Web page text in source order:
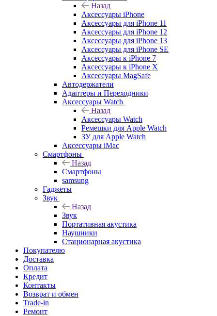
Назад
Аксессуары iPhone
Аксессуары для iPhone 11
Аксессуары для iPhone 12
Аксессуары для iPhone 13
Аксессуары для iPhone SE
Аксессуары к iPhone 7
Аксессуары к iPhone X
Аксессуары MagSafe
Автодержатели
Адаптеры и Переходники
Аксессуары Watch
Назад
Аксессуары Watch
Ремешки для Apple Watch
ЗУ для Apple Watch
Аксессуары iMac
Смартфоны
Назад
Смартфоны
samsung
Гаджеты
Звук
Назад
Звук
Портативная акустика
Наушники
Стационарная акустика
Покупателю
Доставка
Оплата
Кредит
Контакты
Возврат и обмен
Trade-in
Ремонт